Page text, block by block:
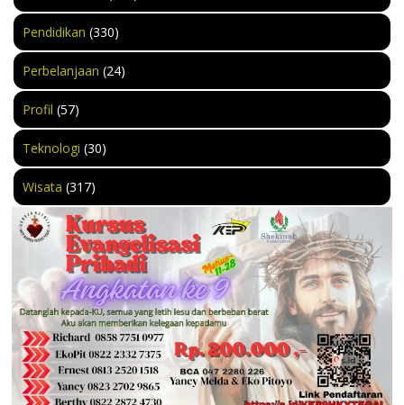
Pendidikan (330)
Perbelanjaan (24)
Profil (57)
Teknologi (30)
Wisata (317)